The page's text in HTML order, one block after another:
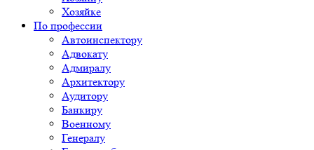
Хозяйке
По профессии
Автоинспектору
Адвокату
Адмиралу
Архитектору
Аудитору
Банкиру
Военному
Генералу